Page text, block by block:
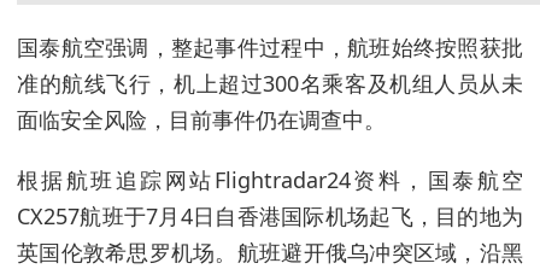
国泰航空强调，整起事件过程中，航班始终按照获批
准的航线飞行，机上超过300名乘客及机组人员从未
面临安全风险，目前事件仍在调查中。
根据航班追踪网站Flightradar24资料，国泰航空
CX257航班于7月4日自香港国际机场起飞，目的地为
英国伦敦希思罗机场。航班避开俄乌冲突区域，沿黑